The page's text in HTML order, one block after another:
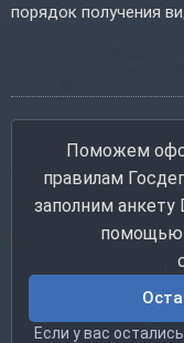
порядок получения
Поможем
правилам
заполним
помощью
Если у вас